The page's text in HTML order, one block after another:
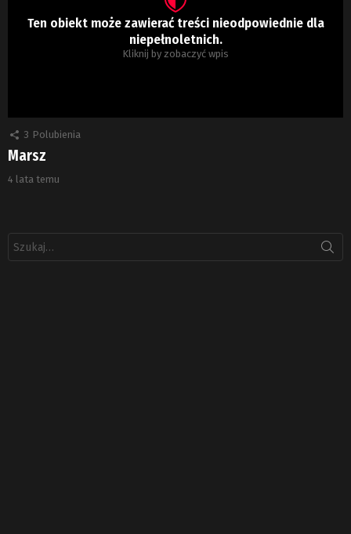
Ten obiekt może zawierać treści nieodpowiednie dla
niepełnoletnich.
Kliknij by zobaczyć wpis
3 Polubienia
Marsz
4 lata temu